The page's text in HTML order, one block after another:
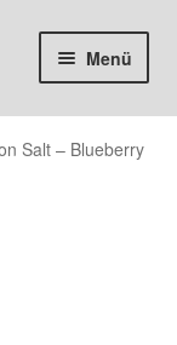
Menü
Salt – Blueberry